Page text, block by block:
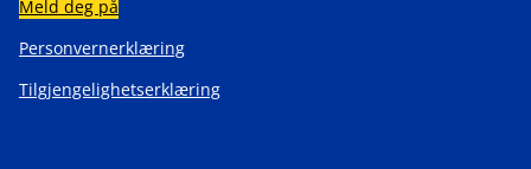
Meld deg på
Personvernerklæring
Tilgjengelighetserklæring